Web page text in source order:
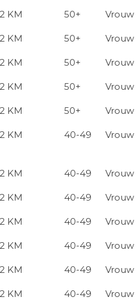
KM 50+ Vrouw
KM 50+ Vrouw
KM 50+ Vrouw
KM 50+ Vrouw
KM 50+ Vrouw
KM 40-49 Vrouw
KM 40-49 Vrouw
KM 40-49 Vrouw
KM 40-49 Vrouw
KM 40-49 Vrouw
KM 40-49 Vrouw
KM 40-49 Vrouw